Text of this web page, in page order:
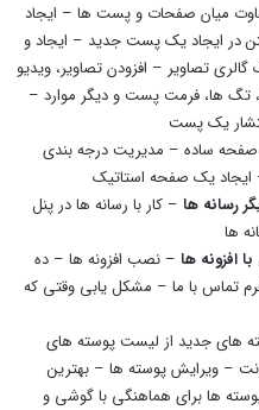
میان صفحات و پست ها – ایجاد
ایجاد یک پست جدید – ایجاد و
تصاویر – افزودن تصاویر، ویدیو
تگ ها، فرمت پست و دیگر موارد –
یک پست
ساده – مدیریت درجه بندی
یک صفحه استاتیک
رسانه ها – کار با رسانه ها در پنل
ها
افزونه ها – نصب افزونه ها – ده
تماس با ما – مشکل یابی وقتی که
های جدید از لیست پوسته های
– ویرایش پوسته ها – بهترین
ها برای هماهنگی با گوشی و